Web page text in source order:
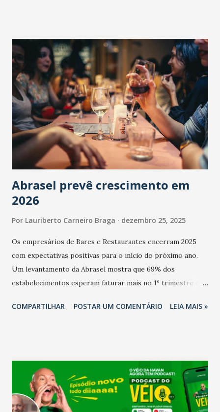
Abrasel prevê crescimento em
2026
Por Lauriberto Carneiro Braga dezembro 25, 2025
Os empresários de Bares e Restaurantes encerram 2025
com expectativas positivas para o início do próximo ano.
Um levantamento da Abrasel mostra que 69% dos
estabelecimentos esperam faturar mais no 1º trimestre de
relação ao último trimestre deste ano, 56% também
confraternizações de fim de ano e pelo pagamento do 13º
Salário para um número maior de trabalhadores, já que o
país tem a menor taxa de desemprego dos anos recentes.
Ainda segundo a Pesquisa, em novembro de 2025, 40% dos
COMPARTILHAR POSTAR UM COMENTÁRIO LEIA MAIS »